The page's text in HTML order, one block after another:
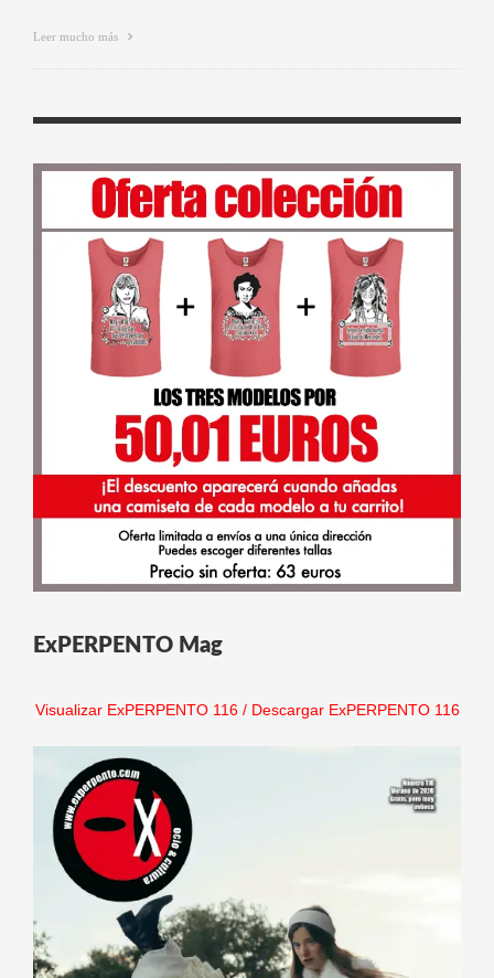
Leer mucho más
ExPERPENTO Mag
Visualizar ExPERPENTO 116/ Descargar ExPERPENTO 116